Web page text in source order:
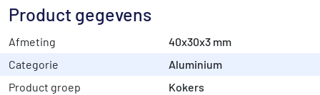
Product gegevens
Afmeting
40x30x3 mm
Categorie
Aluminium
Product groep
Kokers